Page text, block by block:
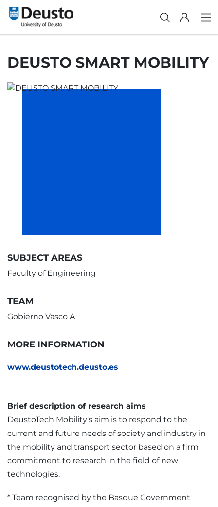
DEUSTO SMART MOBILITY
SUBJECT AREAS
Faculty of Engineering
TEAM
Gobierno Vasco A
MORE INFORMATION
www.deustotech.deusto.es
Brief description of research aims
DeustoTech Mobility's aim is to respond to the
current and future needs of society and industry in
the mobility and transport sector based on a firm
commitment to research in the field of new
technologies.
* Team recognised by the Basque Government